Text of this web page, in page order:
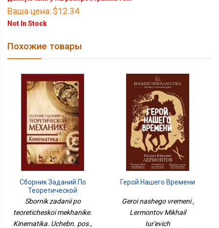
Ваша цена: $12.34
Not In Stock
Похожие товары
Сборник Заданий По
Теоретической
Механике. Кинематика.
Учебн. Пос., 2-Е Изд.,
Испр.
Sbornik zadanii po
teoreticheskoi mekhanike.
Kinematika. Uchebn. pos.,
Герой Нашего Времени
Geroi nashego vremeni ,
Lermontov Mikhail
Iur'evich